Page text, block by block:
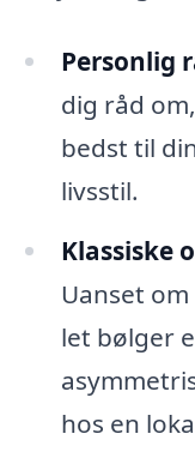
Personlig
dig råd
bedst til
livsstil.
Klassiske
Uanset
let bølger
hos en